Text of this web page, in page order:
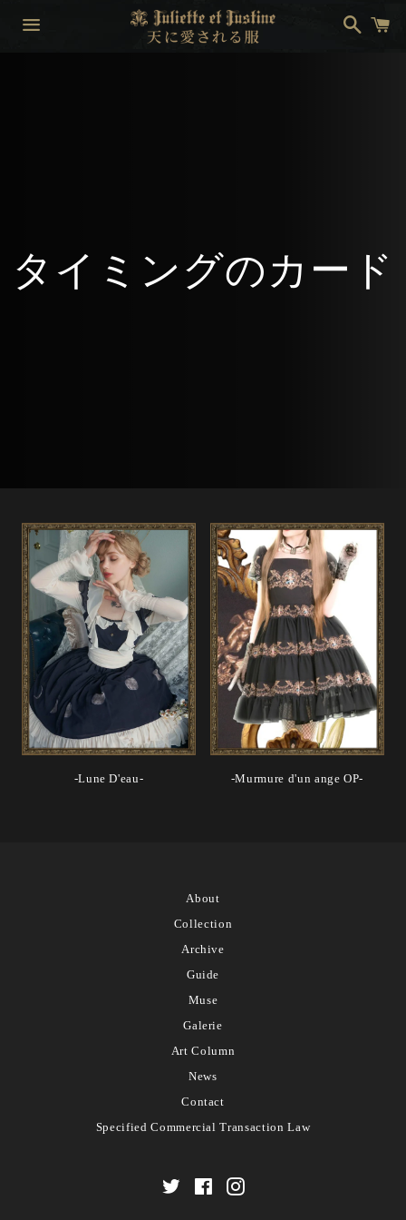
Collection:
タイミングのカード
-Lune D'eau- -Murmure d'un ange OP-
About
Collection
Archive
Guide
Muse
Galerie
Art Column
News
Contact
Specified Commercial Transaction Law
TwitterFacebookInstagram